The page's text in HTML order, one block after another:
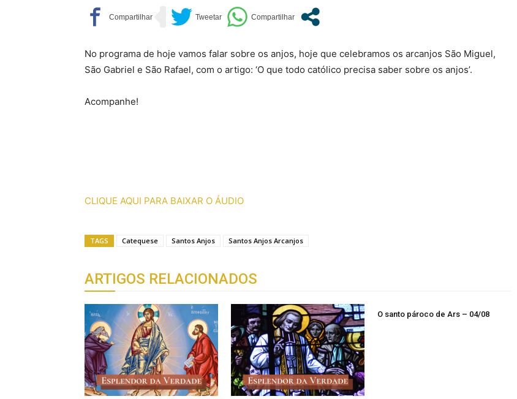
No programa de hoje vamos falar sobre os anjos, hoje que celebramos os arcanjos São Miguel,
São Gabriel e São Rafael, com o artigo: ‘O que todo católico precisa saber sobre os anjos’.
Acompanhe!
CLIQUE AQUI PARA BAIXAR O ÁUDIO
TAGS Catequese Santos Anjos Santos Anjos Arcanjos
ARTIGOS RELACIONADOS
O santo pároco de Ars – 04/08